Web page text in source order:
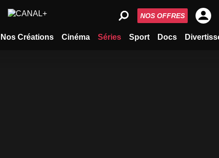
Nos Créations Cinéma Séries Sport Docs
NOS OFFRES